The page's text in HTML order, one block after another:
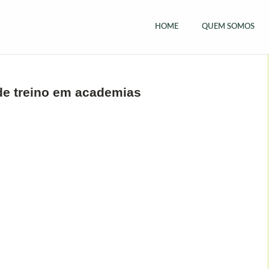
HOME QUEM SOMOS
treino em academias